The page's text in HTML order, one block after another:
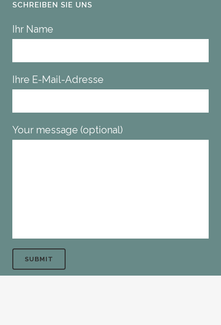
SCHREIBEN SIE UNS
Ihr Name
Ihre E-Mail-Adresse
Your message (optional)